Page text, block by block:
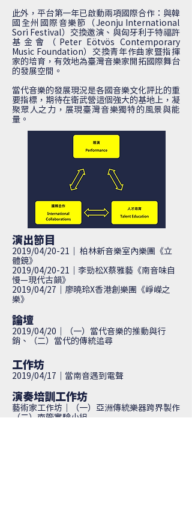
此外，平台第一年已啟動兩項國際合作：與韓
國全州國際音樂節（Jeonju International
Sori Festival）交換邀演、與匈牙利于特福許
基金會（Peter Eötvös Contemporary
Music Foundation）交換青年作曲家暨指揮
家的培育，有效地為臺灣音樂家開拓國際舞台
的發展空間。
當代音樂的發展現況是各國音樂文化評比的重
要指標，期待在衛武營這個強大的基地上，凝
聚眾人之力，展現臺灣音樂獨特的風景與能
量。
演出節目
2019/04/20-21｜
柏林新音樂室內樂團《立
體鏡》
2019/04/20-21｜ 李勁松X蔡雅藝《南音味自
慢—現代古韻》
2019/04/27｜ 廖曉玲X香港創樂團《崢嶸之
樂》
論壇
2019/04/20｜
（一）當代音樂的推動與行
銷、（二）當代的傳統追尋
工作坊
2019/04/17｜ 當南音遇到電聲
演奏培訓工作坊
藝術家工作坊｜（一）亞洲傳統樂器跨界製作
（二）南管實驗小組